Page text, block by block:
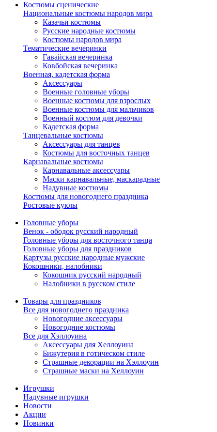
Костюмы сценические
Национальные костюмы народов мира
Казачьи костюмы
Русские народные костюмы
Костюмы народов мира
Тематические вечеринки
Гавайская вечеринка
Ковбойская вечеринка
Военная, кадетская форма
Аксессуары
Военные головные уборы
Военные костюмы для взрослых
Военные костюмы для мальчиков
Военный костюм для девочки
Кадетская форма
Танцевальные костюмы
Аксессуары для танцев
Костюмы для восточных танцев
Карнавальные костюмы
Карнавальные аксессуары
Маски карнавальные, маскарадные
Надувные костюмы
Костюмы для новогоднего праздника
Ростовые куклы
Головные уборы
Венок - ободок русский народный
Головные уборы для восточного танца
Головные уборы для праздников
Картузы русские народные мужские
Кокошники, налобники
Кокошник русский народный
Налобники в русском стиле
Товары для праздников
Все для новогоднего праздника
Новогодние аксессуары
Новогодние костюмы
Все для Хэллоуина
Аксессуары для Хеллоуина
Бижутерия в готическом стиле
Страшные декорации на Хэллоуин
Страшные маски на Хеллоуин
Игрушки
Надувные игрушки
Новости
Акции
Новинки